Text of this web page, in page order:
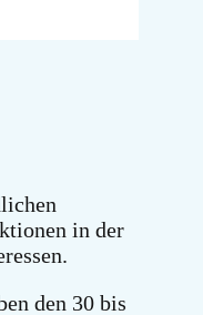
in der
den 30 bis